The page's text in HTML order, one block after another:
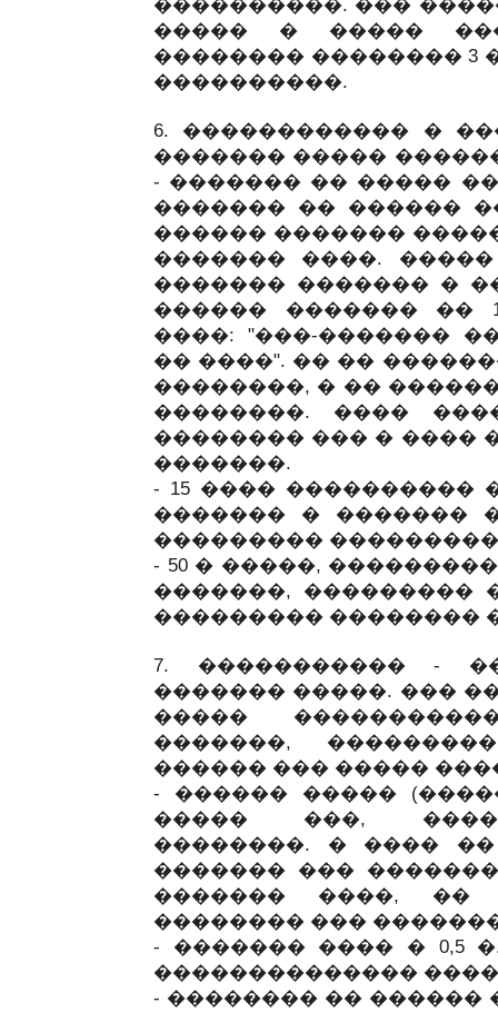
����������. ���
����� � �����
�������� �������� 3
����������.
6. ������������ �
������� �����
- ������� �� �����
������� �� ������
������ �������
������� ����.
������� ������� �
������ ������� ��
����: "���-�������
�� ����". �� ��
��������, � ��
��������. ����
�������� ��� � ����
�������.
- 15 ���� ����������
������� � �������
���������
- 50 � �����,
�������, ���������
��������� ��������
7. ����������� -
������� �����. ���
�����
�������,
������ ��� �����
- ������ �����
����� ���,
��������. � ����
������� ���
������� ����, ��
�������� ���
- ������� ���� � 0,5
��������������
- �������� �� ������